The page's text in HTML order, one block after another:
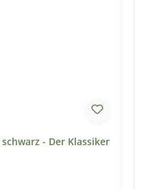
- Der Klassiker